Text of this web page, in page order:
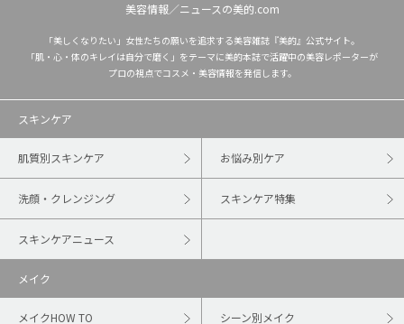
美容情報／ニュースの美的.com
「美しくなりたい」女性たちの願いを追求する美容雑誌『美的』公式サイト。
「肌・心・体のキレイは自分で磨く」をテーマに美的本誌で活躍中の美容レポーターが
プロの視点でコスメ・美容情報を発信します。
スキンケア
肌質別スキンケア お悩み別ケア
洗顔・クレンジング スキンケア特集
スキンケアニュース
メイク
メイクHOW TO シーン別メイク